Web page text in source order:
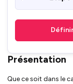
Présentation
Que ce soit dans le